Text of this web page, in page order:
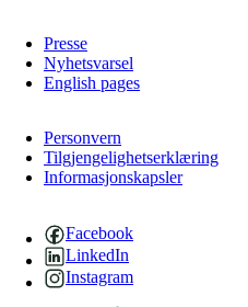
Presse
Nyhetsvarsel
English pages
Personvern
Tilgjengelighetserklæring
Informasjonskapsler
Facebook
LinkedIn
Instagram